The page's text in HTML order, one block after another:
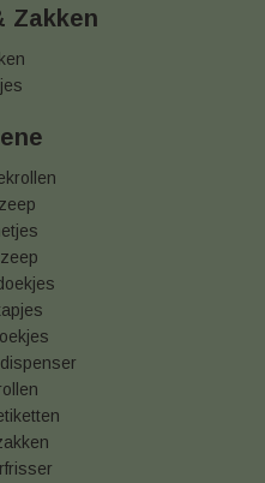
Zakken